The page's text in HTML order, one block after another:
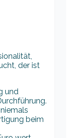
der ist
und
beim